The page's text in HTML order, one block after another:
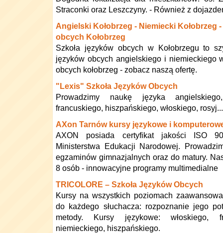
Straconki oraz Leszczyny. - Również z
Angielski Kołobrzeg - Niemiecki Kołobrzeg
obcych Kołobrzeg
Szkoła języków obcych w Kołobrzegu to
języków obcych angielskiego i niemieckiego
obcych kołobrzeg - zobacz naszą ofertę.
"Lexis" Szkoła Języków Obcych
Prowadzimy naukę języka
francuskiego, hiszpańskiego, włoskiego, rosyj...
AXon Tarnów kursy językowe i
AXON posiada certyfikat jakości ISO
Ministerstwa Edukacji Narodowej.
egzaminów gimnazjalnych oraz do matury.
8 osób - innowacyjne programy multimedialne
TRICOLORE – Szkoła Języków Obcych
Kursy na wszystkich poziomach
do każdego słuchacza: rozpoznanie jego
metody. Kursy językowe: włoskiego,
niemieckiego, hiszpańskiego.